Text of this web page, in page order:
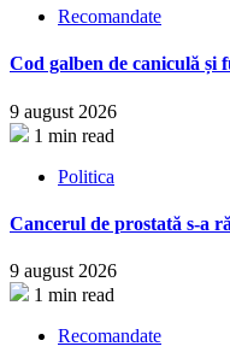
Recomandate
Cod galben de caniculă și
9 august 2026
1 min read
Politica
Cancerul de prostată s-a
9 august 2026
1 min read
Recomandate